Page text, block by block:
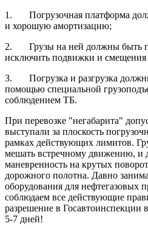
1. Погрузочная платформа
и хорошую амортизацию;
2. Грузы на ней должны быть
исключить подвижки и смещения
3. Погрузка и разгрузка
помощью специальной
соблюдением ТБ.
При перевозке "негабарита"
выступали за плоскость
рамках действующих лимитов.
мешать встречному движению, и
маневренность на крутых
дорожного полотна. Давно
оборудования для нефтегазовых
соблюдаем все действующие
разрешение в Госавтоинспекции
5-7 дней!